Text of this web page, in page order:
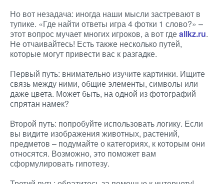
Но вот незадача: иногда наши мысли застревают в
тупике. «Где найти ответы игра 4 фотки 1 слово?» –
этот вопрос мучает многих игроков, а вот гдеallkz.ru.
Не отчаивайтесь! Есть также несколько путей,
которые могут привести вас к разгадке.
Первый путь: внимательно изучите картинки. Ищите
связь между ними, общие элементы, символы или
даже цвета. Может быть, на одной из фотографий
спрятан намек?
Второй путь: попробуйте использовать логику. Если
вы видите изображения животных, растений,
предметов – подумайте о категориях, к которым они
относятся. Возможно, это поможет вам
сформулировать гипотезу.